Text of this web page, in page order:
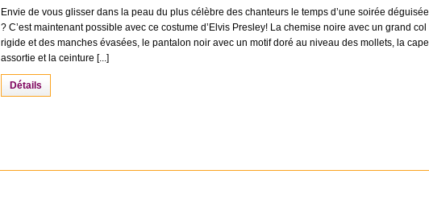
Envie de vous glisser dans la peau du plus célèbre des chanteurs le temps d’une soirée déguisée
? C’est maintenant possible avec ce costume d’Elvis Presley! La chemise noire avec un grand col
rigide et des manches évasées, le pantalon noir avec un motif doré au niveau des mollets, la cape
assortie et la ceinture [...]
Détails